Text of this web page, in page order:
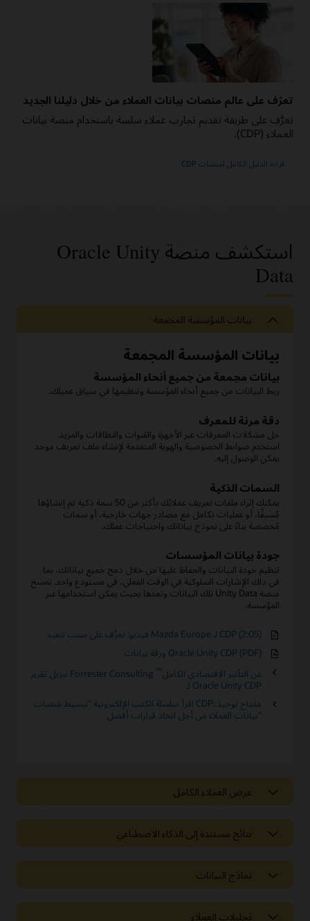
تعرّف على عالم منصات بيانات العملاء من خلال دليلنا الجديد
تعرَّف على طريقة تقديم تجارب عملاء سلسة باستخدام منصة بيانات
العملاء (CDP).
قراءة الدليل الكامل لمنصات CDP
استكشف منصة Oracle Unity
Data
بيانات المؤسسة المجمعة
بيانات المؤسسة المجمعة
بيانات مجمعة من جميع أنحاء المؤسسة
ربط البيانات من جميع أنحاء المؤسسة وتنظيمها في سياق عميلك.
دقة مرنة للمعرف
حل مشكلات المعرفات عبر الأجهزة والقنوات والنطاقات والمزيد.
استخدم ضوابط الخصوصية والهوية المتقدمة لإنشاء ملف تعريف موحد
يمكن الوصول إليه.
السمات الذكية
يمكنك إثراء ملفات تعريف عملائك بأكثر من 50 سمة ذكية تم إنشاؤها
مُسبقًا، أو عمليات تكامل مع مصادر جهات خارجية، أو سمات
مُخصصة بناءً على نموذج بياناتك واحتياجات عملك.
جودة بيانات المؤسسات
تنظيم جودة البيانات والحفاظ عليها من خلال دمج جميع بياناتك، بما
في ذلك الإشارات السلوكية في الوقت الفعلي، في مستودع واحد. تمسح
منصة Unity Data تلك البيانات وتعدها بحيث يمكن استخدامها عبر
المؤسسة.
فيديو: تعرَّف على سبب تنفيذ Mazda Europe لـ CDP (2:05)
ورقة بيانات Oracle Unity CDP (PDF)
تنزيل تقرير Forrester Consulting عن التأثير الاقتصادي الكامل™
لـ Oracle Unity CDP
اقرأ سلسلة الكتب الإلكترونية "تبسيط منصات CDP: مفتاح توحيد
بيانات العملاء من أجل اتخاذ قرارات أفضل"
عرض العملاء الكامل
درجات سلوكية
تبديل موفر الخدمة والميل إلى الشراء.
تجاوز الاستهداف التقليدي وإنشاء شرائح أكثر تطورًا. استفد من أكثر من
نتائج مستندة إلى الذكاء الاصطناعي
منضدة عمل التحليل الذكي
التشابه، والتوصيات في الوقت الفعلي للتنبؤ بتجربة العملاء وتخصيصها
نماذج البيانات
تحليلات العملاء